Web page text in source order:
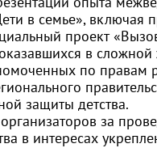
в семье», включая
проект
в сложной
по правам
защиты детства.
за
в интересах